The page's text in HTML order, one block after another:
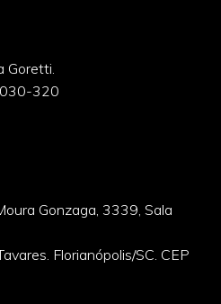
Goretti.
320
Gonzaga, 3339, Sala
Florianópolis/SC. CEP